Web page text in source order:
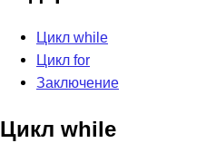
Цикл while
Цикл for
Заключение
Цикл while